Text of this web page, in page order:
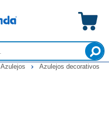
Azulejos Azulejos decorativos